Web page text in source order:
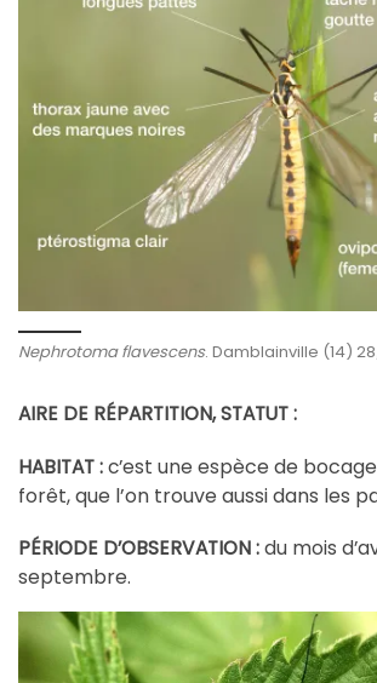
Nephrotoma flavescens. Damblainville (14)
AIRE DE RÉPARTITION, STATUT :
HABITAT :c’est une espèce de
forêt, que l’on trouve aussi dans les
PÉRIODE D’OBSERVATION :du mois
septembre.